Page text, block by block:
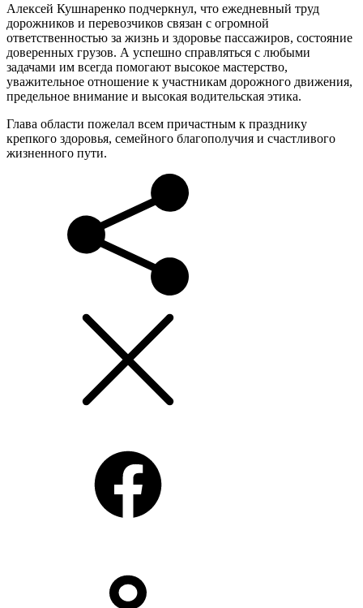
Алексей Кушнаренко подчеркнул, что ежедневный труд
дорожников и перевозчиков связан с огромной
ответственностью за жизнь и здоровье пассажиров, состояние
доверенных грузов. А успешно справляться с любыми
задачами им всегда помогают высокое мастерство,
уважительное отношение к участникам дорожного движения,
предельное внимание и высокая водительская этика.
Глава области пожелал всем причастным к празднику
крепкого здоровья, семейного благополучия и счастливого
жизненного пути.